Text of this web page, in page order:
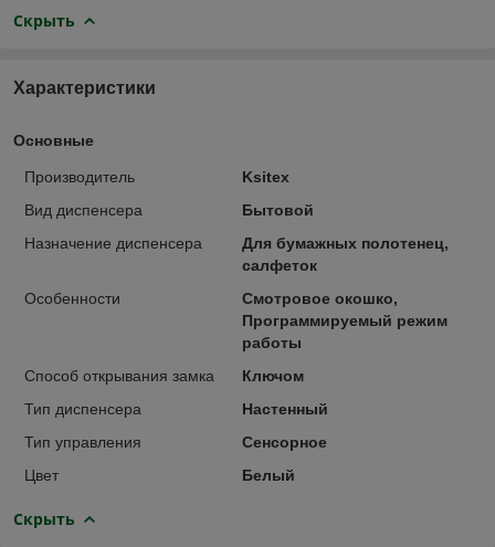
Скрыть
Характеристики
Основные
Производитель
Ksitex
Вид диспенсера
Бытовой
Назначение диспенсера
Для бумажных полотенец,
салфеток
Особенности
Смотровое окошко,
Программируемый режим
работы
Способ открывания замка
Ключом
Тип диспенсера
Настенный
Тип управления
Сенсорное
Цвет
Белый
Скрыть